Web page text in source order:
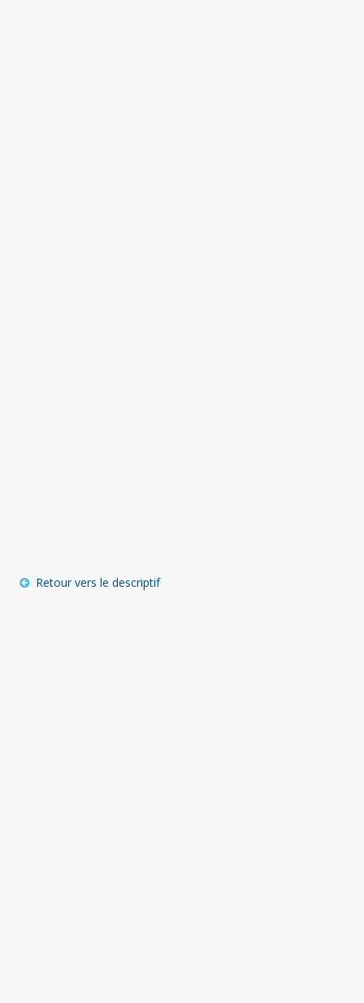
Retour vers le descriptif